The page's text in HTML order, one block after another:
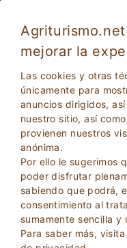
mejorar la
Las cookies y otras
únicamente para
anuncios dirigidos,
nuestro sitio, así
provienen nuestros
anónima.
Por ello le sugerimos
poder disfrutar
sabiendo que podrá,
consentimiento al
sumamente sencilla y
Para saber más,
Agroturismo
2Adultos
0Niños